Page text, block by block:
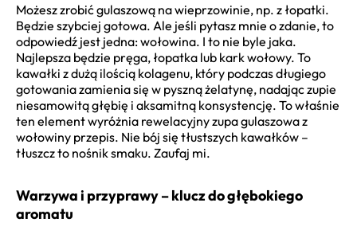
Możesz zrobić gulaszową na wieprzowinie, np. z łopatki.
Będzie szybciej gotowa. Ale jeśli pytasz mnie o zdanie, to
odpowiedź jest jedna: wołowina. I to nie byle jaka.
Najlepsza będzie pręga, łopatka lub kark wołowy. To
kawałki z dużą ilością kolagenu, który podczas długiego
gotowania zamienia się w pyszną żelatynę, nadając zupie
niesamowitą głębię i aksamitną konsystencję. To właśnie
ten element wyróżnia rewelacyjny zupa gulaszowa z
wołowiny przepis. Nie bój się tłustszych kawałków –
tłuszcz to nośnik smaku. Zaufaj mi.
Warzywa i przyprawy – klucz do głębokiego
aromatu